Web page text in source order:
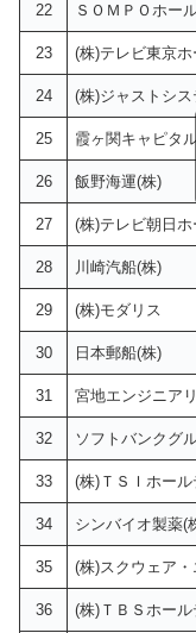
22 ＳＯＭＰＯホー
23 (株)テレビ東京
24 (株)ジャストシス
25 霞ヶ関キャピタ
26 飯野海運(株)
27 (株)テレビ朝日
28 川崎汽船(株)
29 (株)モダリス
30 日本郵船(株)
31 宮地エンジニア
32 ソフトバンクグ
33 (株)ＴＳＩホー
34 シンバイオ製薬(
35 (株)スクウェア
36 (株)ＴＢＳホー